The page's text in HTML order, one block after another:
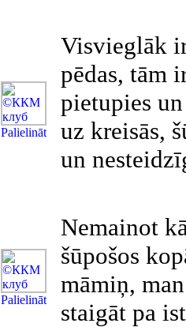
Рalielināt
Visvieglāk
pēdas, tām
pietupies
uz kreisās,
un
Рalielināt
Nemainot
šūpošos
māmiņ,
staigāt pa